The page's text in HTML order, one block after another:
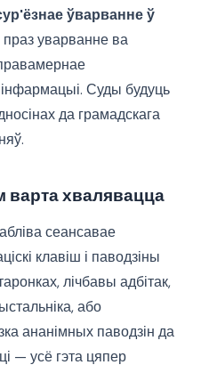
ўварванне ў
праз уварванне ва
Суды будуць
да грамадскага
варта хвалявацца
сеансавае
клавіш і паводзіны
лічбавы адбітак,
або
ананімных паводзін да
— усё гэта цяпер